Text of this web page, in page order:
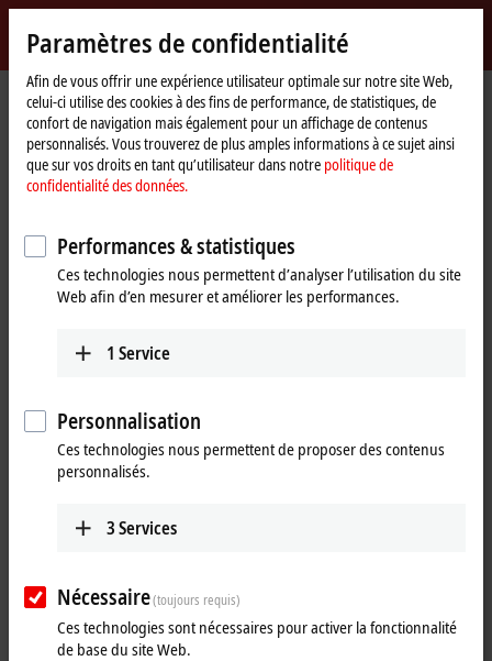
Beckhoff
-
New
Automation
Technology
myBeckhoff
Page
d'accueil
Products Automation
TwinCAT
TExxxx | TwinCAT 3 Engineering
Tabular product overview Product finder
products that can be used for configuring, programming, simulating,
addition to theTE1000development environment, there are numerous
functions that significantly expand the therange of functions.
Your selection:
Results:
Paramètres de confidentialité
Afin de vous offrir une expérience utilisateur optimale sur notre site Web,
celui-ci utilise des cookies à des fins de performance, de statistiques, de
confort de navigation mais également pour un affichage de contenus
personnalisés. Vous trouverez de plus amples informations à ce sujet ainsi
que sur vos droits en tant qu’utilisateur dans notre politique de
confidentialité des données.
Performances & statistiques
Ces technologies nous permettent d’analyser l’utilisation du site
Web afin d’en mesurer et améliorer les performances.
1 Service
Personnalisation
Ces technologies nous permettent de proposer des contenus
personnalisés.
3Services
Nécessaire(toujours requis)
Ces technologies sont nécessaires pour activer la fonctionnalité
de base du site Web.